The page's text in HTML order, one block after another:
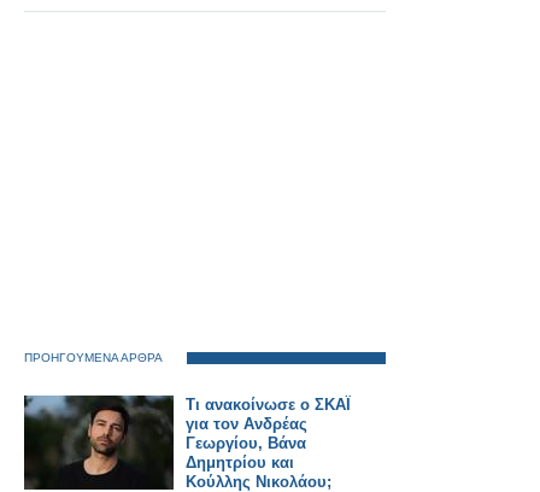
ΠΡΟΗΓΟΥΜΕΝΑ ΑΡΘΡΑ
Τι ανακοίνωσε ο ΣΚΑΪ
για τον Ανδρέας
Γεωργίου, Βάνα
Δημητρίου και
Κούλλης Νικολάου;